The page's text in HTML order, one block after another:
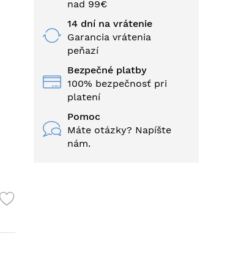
nad 99€
14 dní na vrátenie
Garancia vrátenia
peňazí
Bezpečné platby
100% bezpečnosť pri
platení
Pomoc
Máte otázky? Napíšte
nám.